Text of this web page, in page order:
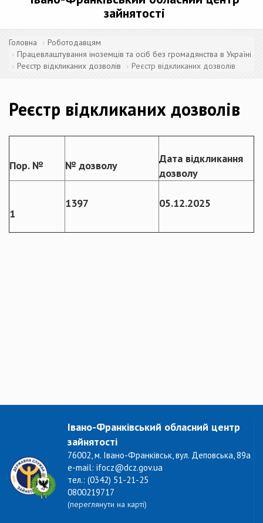
зайнятості
Головна
Роботодавцям
Працевлаштування іноземців та осіб без громадянства в Україні
Реєстр відкликаних дозволів
Реєстр відкликаних дозволів
Реєстр відкликаних дозволів
Пор. № № дозволу
Дата відкликання
дозволу
1
1397 05.12.2025
Івано-Франківський обласний центр
зайнятості
76002, м. Івано-Франківськ, вул. Деповська, 89а
e-mail: ifocz@dcz.gov.ua
тел.: (0342) 51-21-25
0800219717
(переглянути на карті)